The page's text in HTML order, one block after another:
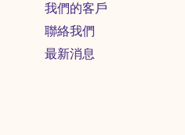
我們的客戶
聯絡我們
最新消息